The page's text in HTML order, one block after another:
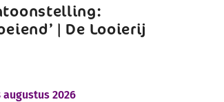
| De Looierij
augustus 2026